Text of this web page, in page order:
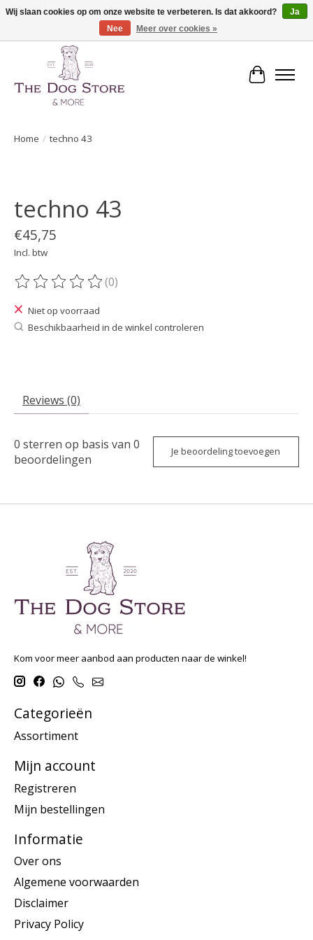
De speciaalzaak in hondenartikelen en meer!
Home / techno 43
techno 43
€45,75
Incl. btw
De beoordeling van dit product is
(0)
Niet op voorraad
Beschikbaarheid in de winkel controleren
Reviews (0)
0 sterren op basis van 0
beoordelingen
Je beoordeling toevoegen
Kom voor meer aanbod aan producten naar de winkel!
Categorieën
Assortiment
Mijn account
Registreren
Mijn bestellingen
Informatie
Over ons
Algemene voorwaarden
Disclaimer
Privacy Policy
Wij slaan cookies op om onze website te verbeteren. Is dat akkoord?
Ja
Nee
Meer over cookies »